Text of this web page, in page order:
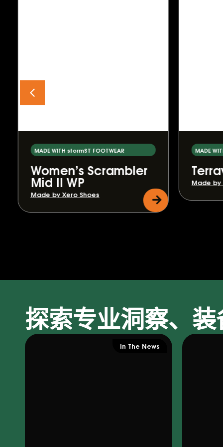
MADE WITH stormST FOOTWEAR
Women’s Scrambler
Mid II WP
Made by Xero Shoes
MADE
Made
探索专业洞察、
In The News